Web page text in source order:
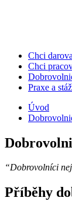
Chci
Chci
Praxe a
Úvod
“Dobrovolníci
Příběhy